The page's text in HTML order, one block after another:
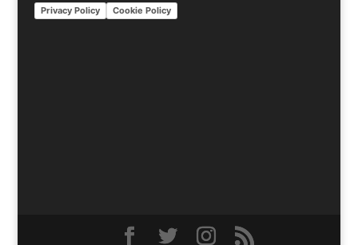
Privacy Policy Cookie Policy